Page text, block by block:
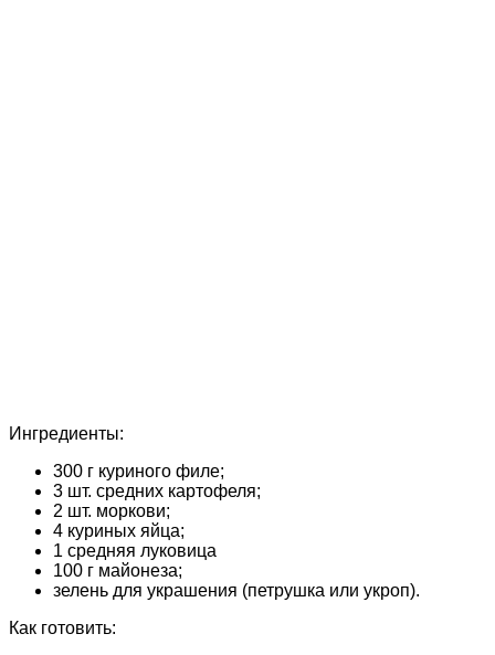
Ингредиенты:
300 г куриного филе;
3 шт. средних картофеля;
2 шт. моркови;
4 куриных яйца;
1 средняя луковица
100 г майонеза;
зелень для украшения (петрушка или укроп).
Как готовить: